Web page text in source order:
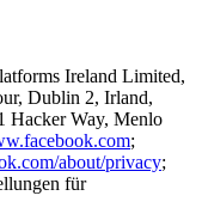
Ireland Limited,
Dublin 2, Irland,
Hacker Way, Menlo
;
about/privacy;
für